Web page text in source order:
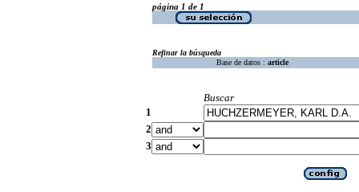
página 1 de 1
Refinar la búsqueda
Base de datos : article
Buscar
1
2
3